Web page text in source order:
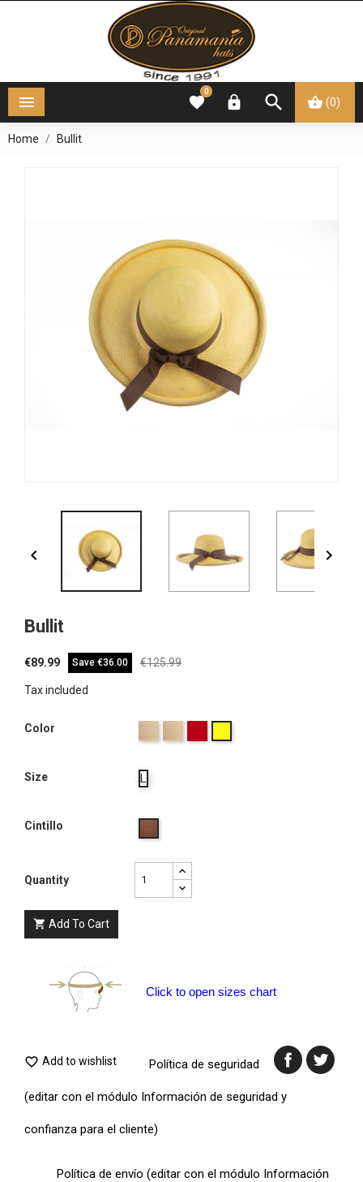
  (0)


0
Home Bullit
 
Bullit
€89.99 Save €36.00 €125.99
Tax included
Color
Claro
Size L
Cintillo
Habano
Quantity
 Add To Cart
Click to open sizes chart
 Add to wishlist Política de seguridad
(editar con el módulo Información de seguridad y
confianza para el cliente)
Política de envío (editar con el módulo Información